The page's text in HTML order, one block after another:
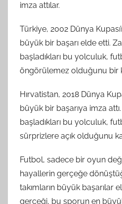
imza attılar.
Türkiye, 2002 Dünya
büyük bir başarı elde etti.
başladıkları bu yolculuk,
öngörülemez olduğunu bir
Hırvatistan, 2018 Dünya
büyük bir başarıya imza
başladıkları bu yolculuk,
sürprizlere açık olduğunu
Futbol, sadece bir oyun
hayallerin gerçeğe
takımların büyük başarılar
gerçeği, bu sporun en